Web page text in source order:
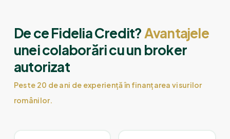
De ce Fidelia Credit?Avantajele
unei colaborări cu un broker
autorizat
Peste 20 de ani de experiență în finanțarea visurilor
românilor.